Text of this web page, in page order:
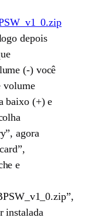
depois
(-) você
volume
baixo (+) e
agora
e
instalada